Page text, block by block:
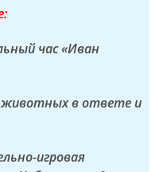
час «Иван
животных в ответе и
игровая